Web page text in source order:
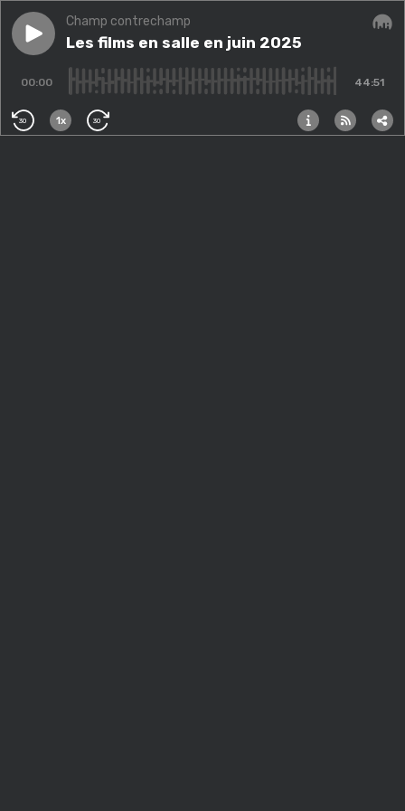
Play episodeLes films en salle en juin 2025
Champ contrechamp
Les films en salle en juin 2025
00:00 44:51
30 1x 30